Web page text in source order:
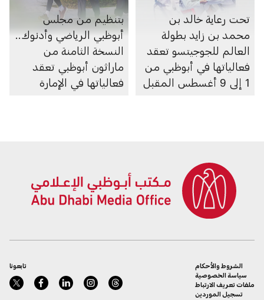
تحت رعاية خالد بن
محمد بن زايد بطولة
العالم للجوجيتسو تعقد
فعالياتها في أبوظبي من
1 إلى 9 أغسطس المقبل
بتنظيم من مجلس
أبوظبي الرياضي وأدنوك..
النسخة الثامنة من
ماراثون أبوظبي تعقد
فعالياتها في الإمارة
تابعونا
الشروط والأحكام
سياسة الخصوصية
ملفات تعريف الارتباط
تسجيل الموردين